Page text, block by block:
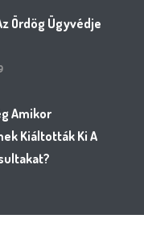
Ördög Ügyvédje
Amikor
Kiáltották Ki A